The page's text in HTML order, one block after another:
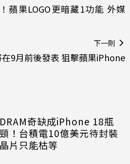
蘋果LOGO更暗藏1功能 外媒
下一則
9月前後發表 狙擊蘋果iPhone
DRAM奇缺成iPhone 18瓶
頸！台積電10億美元待封裝
晶片只能枯等